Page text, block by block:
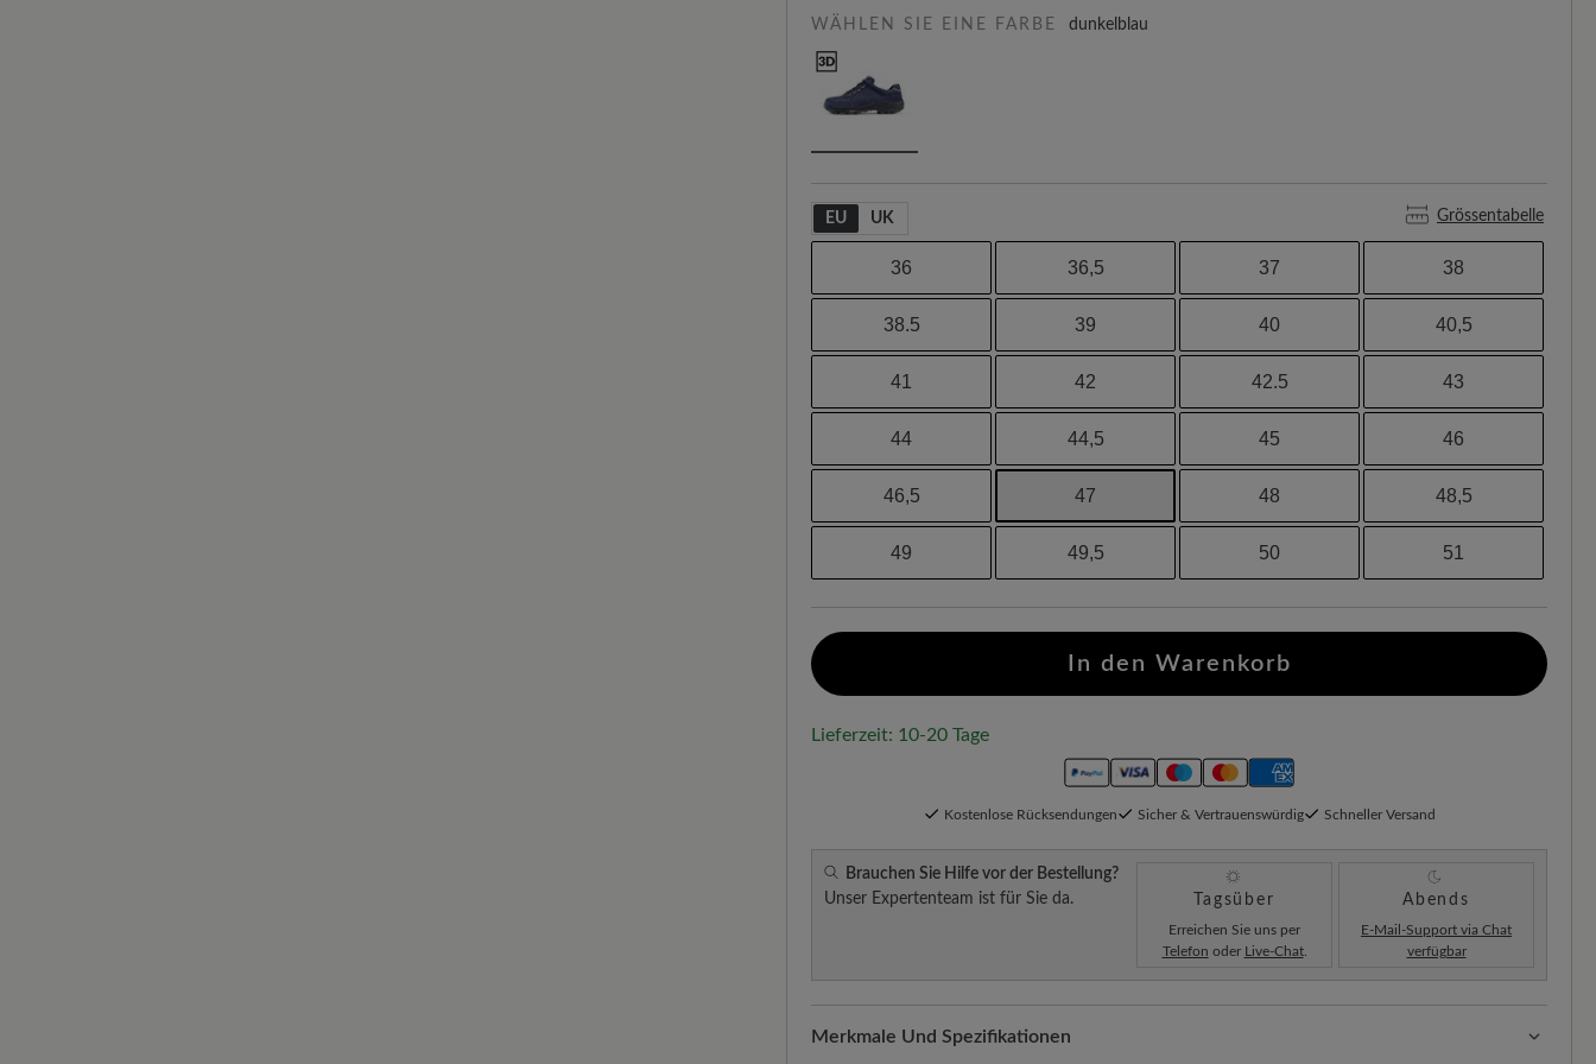
WÄHLEN SIE EINE FARBE dunkelblau
EU UK Grössentabelle
36 36,5 37 38
38.5 39 40 40,5
41 42 42.5 43
44 44,5 45 46
46,5 47 48 48,5
49 49,5 50 51
In den Warenkorb
Lieferzeit: 10-20 Tage
Kostenlose Rücksendungen Sicher & Vertrauenswürdig Schneller Versand
Brauchen Sie Hilfe vor der Bestellung?
Unser Expertenteam ist für Sie da.
Tagsüber
Erreichen Sie uns per
Telefon oder Live-Chat.
Abends
E-Mail-Support via Chat
verfügbar
Merkmale Und Spezifikationen